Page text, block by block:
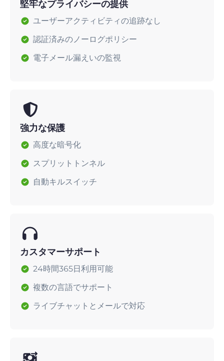
堅牢なプライバシーの提供
ユーザーアクティビティの追跡なし
認証済みのノーログポリシー
電子メール漏えいの監視
強力な保護
高度な暗号化
スプリットトンネル
自動キルスイッチ
カスタマーサポート
24時間365日利用可能
複数の言語でサポート
ライブチャットとメールで対応